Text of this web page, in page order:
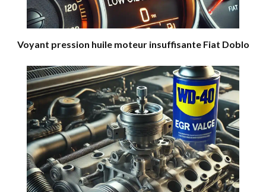
Voyant pression huile moteur insuffisante Fiat Doblo